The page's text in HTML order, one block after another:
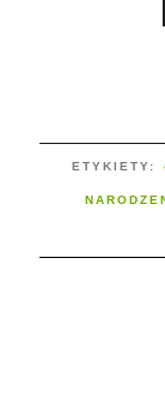
ETYKIETY: